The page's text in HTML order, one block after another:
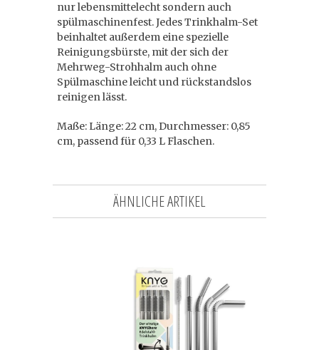
nur lebensmittelecht sondern auch
spülmaschinenfest. Jedes Trinkhalm-Set
beinhaltet außerdem eine spezielle
Reinigungsbürste, mit der sich der
Mehrweg-Strohhalm auch ohne
Spülmaschine leicht und rückstandslos
reinigen lässt.
Maße: Länge: 22 cm, Durchmesser: 0,85
cm, passend für 0,33 L Flaschen.
ÄHNLICHE ARTIKEL